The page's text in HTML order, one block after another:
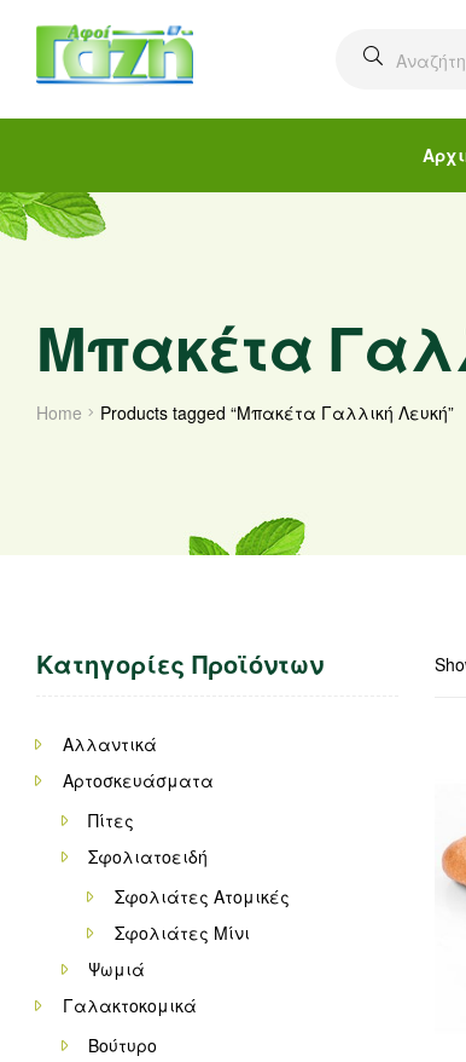
Μπακέτα
Home Products tagged “Μπακέτα Γαλλική Λευκή”
Κατηγορίες Προϊόντων
Αλλαντικά
Αρτοσκευάσματα
Πίτες
Σφολιατοειδή
Σφολιάτες Ατομικές
Σφολιάτες Μίνι
Ψωμιά
Γαλακτοκομικά
Βούτυρο